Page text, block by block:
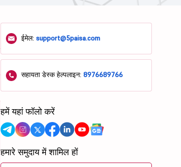
ईमेल:support@5paisa.com
सहायता डेस्क हेल्पलाइन:8976689766
हमें यहां फॉलो करें
हमारे समुदाय में शामिल हों